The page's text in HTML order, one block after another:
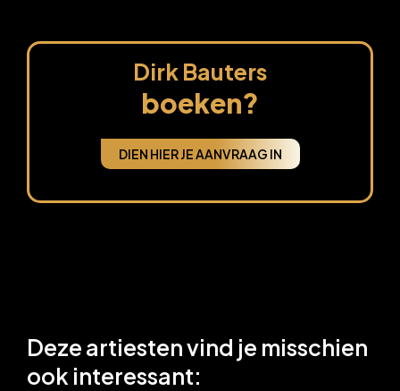
Dirk Bauters
boeken?
DIEN HIER JE AANVRAAG IN
Deze artiesten vind je misschien
ook interessant: